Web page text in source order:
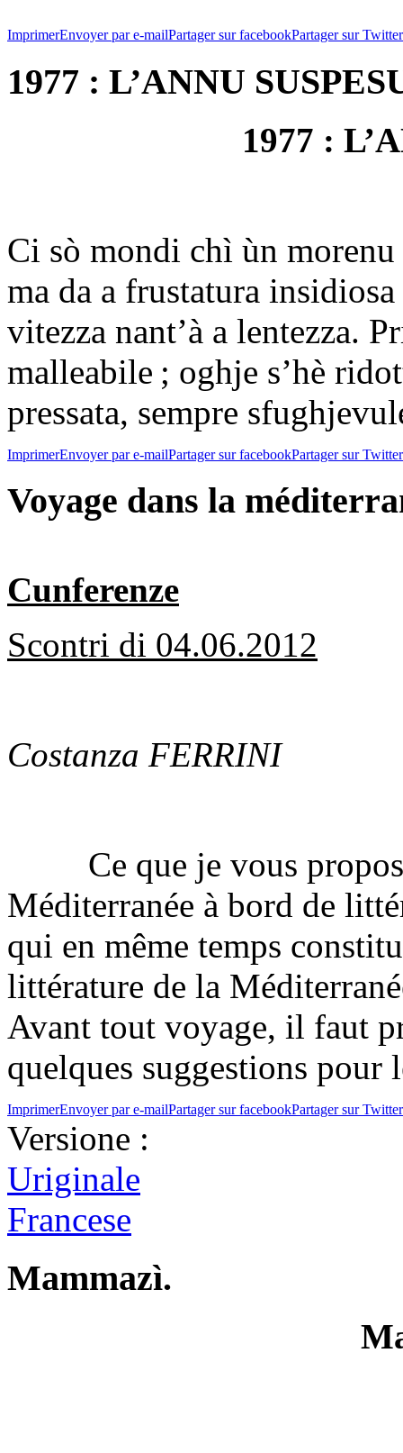
ImprimerEnvoyer par e-mailPartager sur facebookPartager sur Twitter
1977 : L’ANNU
1977 :
Ci sò mondi chì ùn
ma da a frustatura
vitezza nant’à a lentezza.
malleabile ; oghje s’hè
pressata, sempre
ImprimerEnvoyer par e-mailPartager sur facebookPartager sur Twitter
Voyage dans la
Cunferenze
Scontri di 04.06.2012
Costanza FERRINI
Ce que je vous
Méditerranée à bord de
qui en même temps
littérature de la
Avant tout voyage, il faut
quelques suggestions pour
ImprimerEnvoyer par e-mailPartager sur facebookPartager sur Twitter
Versione :
Uriginale
Francese
Mammazì.